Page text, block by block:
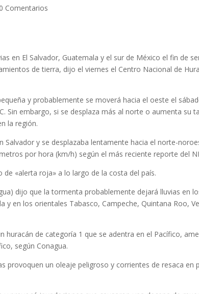
0 Comentarios
en El Salvador, Guatemala y el sur de México el fin de
de tierra, dijo el viernes el Centro Nacional de
y probablemente se moverá hacia el oeste el
Sin embargo, si se desplaza más al norte o aumenta su
la región.
Salvador y se desplazaba lentamente hacia el norte-
por hora (km/h) según el más reciente reporte del
«alerta roja» a lo largo de la costa del país.
dijo que la tormenta probablemente dejará lluvias en
y en los orientales Tabasco, Campeche, Quintana Roo,
huracán de categoría 1 que se adentra en el Pacífico,
según Conagua.
provoquen un oleaje peligroso y corrientes de resaca en